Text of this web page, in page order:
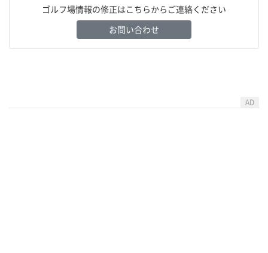
ゴルフ場情報の修正はこちらからご連絡ください
お問い合わせ
AD